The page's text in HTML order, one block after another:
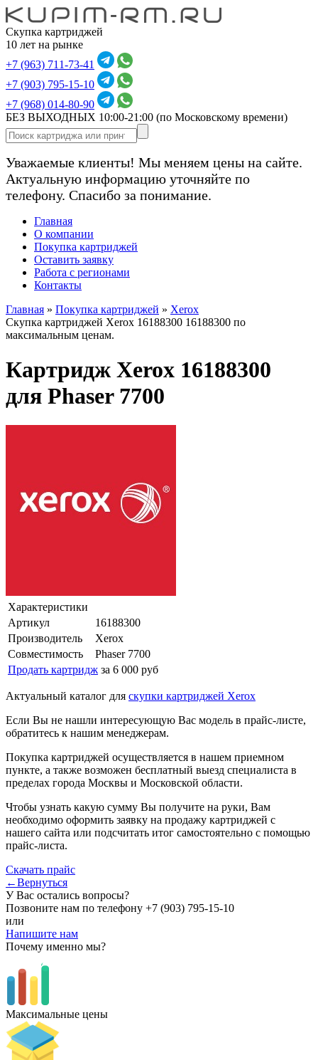
Скупка картриджей
10 лет на рынке
+7 (963) 711-73-41
+7 (903) 795-15-10
+7 (968) 014-80-90
БЕЗ ВЫХОДНЫХ 10:00-21:00 (по Московскому времени)
Уважаемые клиенты! Мы меняем цены на сайте.
Актуальную информацию уточняйте по
телефону. Спасибо за понимание.
Главная
О компании
Покупка картриджей
Оставить заявку
Работа с регионами
Контакты
Главная » Покупка картриджей » Xerox
Скупка картриджей Xerox 16188300 16188300 по
максимальным ценам.
Картридж Xerox 16188300
для Phaser 7700
Характеристики
Артикул
16188300
Производитель
Xerox
Совместимость
Phaser 7700
Продать картридж за 6 000 руб
Актуальный каталог для скупки картриджей Xerox
Если Вы не нашли интересующую Вас модель в прайс-листе,
обратитесь к нашим менеджерам.
Покупка картриджей осуществляется в нашем приемном
пункте, а также возможен бесплатный выезд специалиста в
пределах города Москвы и Московской области.
Чтобы узнать какую сумму Вы получите на руки, Вам
необходимо оформить заявку на продажу картриджей с
нашего сайта или подсчитать итог самостоятельно с помощью
прайс-листа.
Скачать прайс
←Вернуться
У Вас остались вопросы?
Позвоните нам по телефону +7 (903) 795-15-10
или
Напишите нам
Почему именно мы?
Максимальные цены